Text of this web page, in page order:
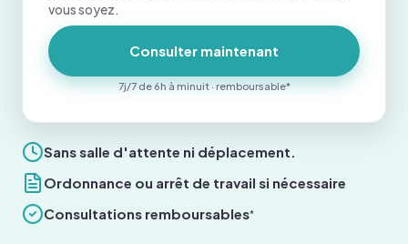
Sans salle d'attente ni déplacement.
Ordonnance ou arrêt de travail si nécessaire
Consultations remboursables*
vous soyez.
Consulter maintenant
7j/7 de 6h à minuit · remboursable*